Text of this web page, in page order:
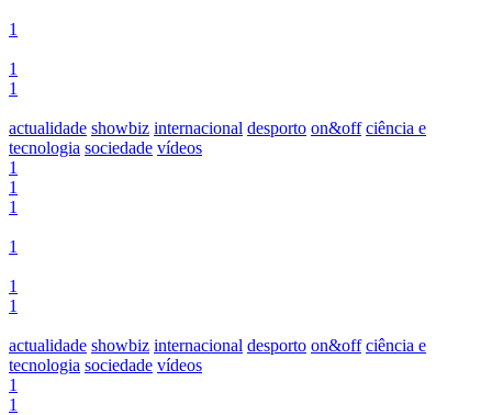
1
1
1
actualidade showbiz internacional desporto on&off ciência e
tecnologia sociedade vídeos
1
1
1
1
1
1
actualidade showbiz internacional desporto on&off ciência e
tecnologia sociedade vídeos
1
1